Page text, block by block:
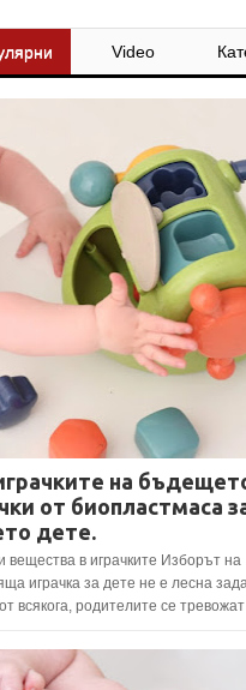
Video
на
от биопластмаса
дете.
вещества в играчките Изборът на
играчка за дете не е лесна
всякога, родителите се тревожат